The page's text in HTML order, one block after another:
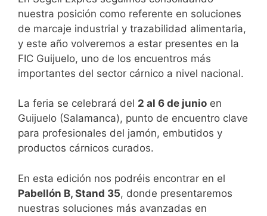
nuestra posición como referente en soluciones
de marcaje industrial y trazabilidad alimentaria,
y este año volveremos a estar presentes en la
FIC Guijuelo, uno de los encuentros más
importantes del sector cárnico a nivel nacional.
La feria se celebrará del 2 al 6 de junio en
Guijuelo (Salamanca), punto de encuentro clave
para profesionales del jamón, embutidos y
productos cárnicos curados.
En esta edición nos podréis encontrar en el
Pabellón B, Stand 35, donde presentaremos
nuestras soluciones más avanzadas en